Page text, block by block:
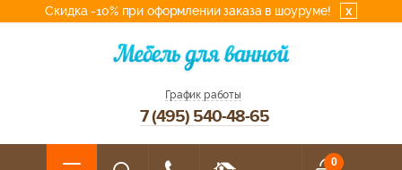
Скидка -10% при оформлении заказа в шоуруме! x
График работы
7 (495) 540-48-65
0